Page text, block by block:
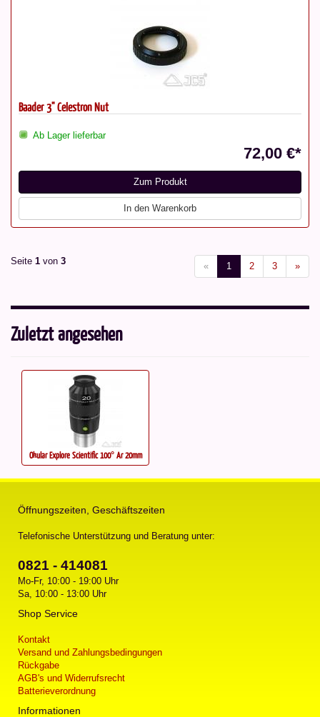
Baader 3" Celestron Nut
Ab Lager lieferbar
72,00 €*
Zum Produkt
In den Warenkorb
Seite 1 von 3 « 1 2 3 »
Zuletzt angesehen
Okular Explore Scientific 100° Ar 20mm
Öffnungszeiten, Geschäftszeiten
Telefonische Unterstützung und Beratung unter:
0821 - 414081
Mo-Fr, 10:00 - 19:00 Uhr
Sa, 10:00 - 13:00 Uhr
Shop Service
Kontakt
Versand und Zahlungsbedingungen
Rückgabe
AGB's und Widerrufsrecht
Batterieverordnung
Informationen